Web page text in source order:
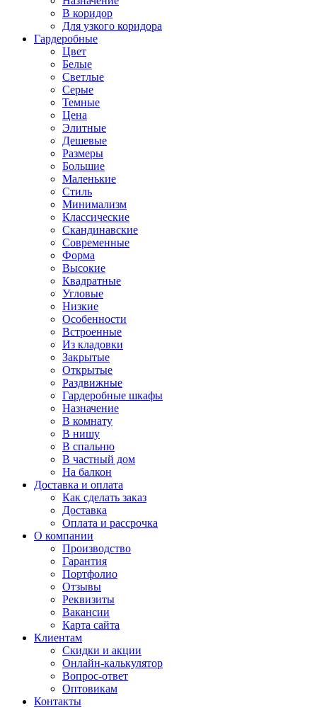
В коридор
Для узкого коридора
Гардеробные
Цвет
Белые
Светлые
Серые
Темные
Цена
Элитные
Дешевые
Размеры
Большие
Маленькие
Стиль
Минимализм
Классические
Скандинавские
Современные
Форма
Высокие
Квадратные
Угловые
Низкие
Особенности
Встроенные
Из кладовки
Закрытые
Открытые
Раздвижные
Гардеробные шкафы
Назначение
В комнату
В нишу
В спальню
В частный дом
На балкон
Доставка и оплата
Как сделать заказ
Доставка
Оплата и рассрочка
О компании
Производство
Гарантия
Портфолио
Отзывы
Реквизиты
Вакансии
Карта сайта
Клиентам
Скидки и акции
Онлайн-калькулятор
Вопрос-ответ
Оптовикам
Контакты